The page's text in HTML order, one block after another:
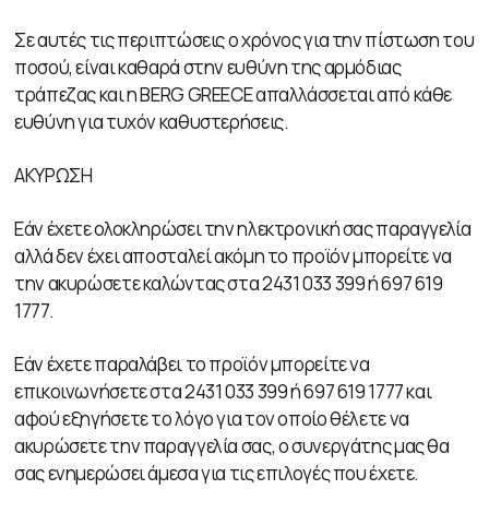
Σε αυτές τις περιπτώσεις ο χρόνος για την πίστωση του
ποσού, είναι καθαρά στην ευθύνη της αρμόδιας
τράπεζας και η BERG GREECE απαλλάσσεται από κάθε
ευθύνη για τυχόν καθυστερήσεις.
ΑΚΥΡΩΣΗ
Εάν έχετε ολοκληρώσει την ηλεκτρονική σας παραγγελία
αλλά δεν έχει αποσταλεί ακόμη το προϊόν μπορείτε να
την ακυρώσετε καλώντας στα 2431 033 399 ή 697 619
1777.
Εάν έχετε παραλάβει το προϊόν μπορείτε να
επικοινωνήσετε στα 2431 033 399 ή 697 619 1777 και
αφού εξηγήσετε το λόγο για τον οποίο θέλετε να
ακυρώσετε την παραγγελία σας, ο συνεργάτης μας θα
σας ενημερώσει άμεσα για τις επιλογές που έχετε.